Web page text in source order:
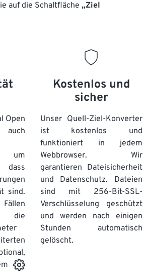
auf die Schaltfläche „Ziel
Open
sind.
die
Kostenlos und
sicher
Unser Quell-Ziel-Konverter
ist kostenlos und
funktioniert in jedem
Webbrowser. Wir
garantieren Dateisicherheit
und Datenschutz. Dateien
sind mit 256-Bit-SSL-
Verschlüsselung geschützt
und werden nach einigen
Stunden automatisch
gelöscht.